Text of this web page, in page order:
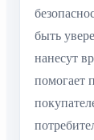
быть
нанесут
помогает